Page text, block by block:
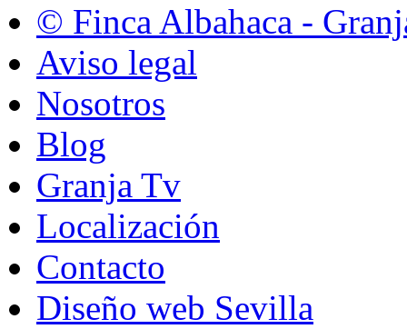
© Finca Albahaca -
Aviso legal
Nosotros
Blog
Granja Tv
Localización
Contacto
Diseño web Sevilla